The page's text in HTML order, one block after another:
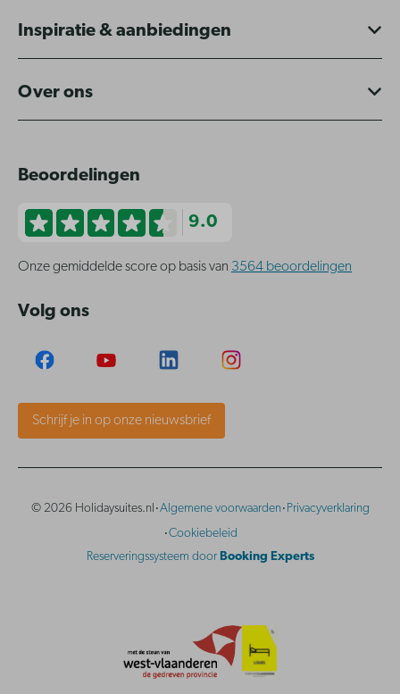
Inspiratie & aanbiedingen
Over ons
Beoordelingen
9.0
Onze gemiddelde score op basis van 3564 beoordelingen
Volg ons
Schrijf je in op onze nieuwsbrief
© 2026 Holidaysuites.nl ·Algemene voorwaarden· Privacyverklaring
·Cookiebeleid
Reserveringssysteem door Booking Experts